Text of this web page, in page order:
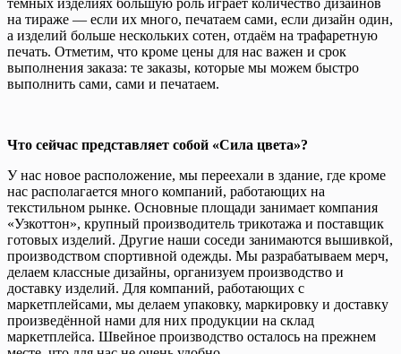
на тираже — если их много, печатаем сами, если дизайн один,
а изделий больше нескольких сотен, отдаём на трафаретную
печать. Отметим, что кроме цены для нас важен и срок
выполнения заказа: те заказы, которые мы можем быстро
выполнить сами, сами и печатаем.
Что сейчас представляет собой «Сила цвета»?
У нас новое расположение, мы переехали в здание, где кроме
нас располагается много компаний, работающих на
текстильном рынке. Основные площади занимает компания
«Узкоттон», крупный производитель трикотажа и поставщик
готовых изделий. Другие наши соседи занимаются вышивкой,
производством спортивной одежды. Мы разрабатываем мерч,
делаем классные дизайны, организуем производство и
доставку изделий. Для компаний, работающих с
маркетплейсами, мы делаем упаковку, маркировку и доставку
произведённой нами для них продукции на склад
маркетплейса. Швейное производство осталось на прежнем